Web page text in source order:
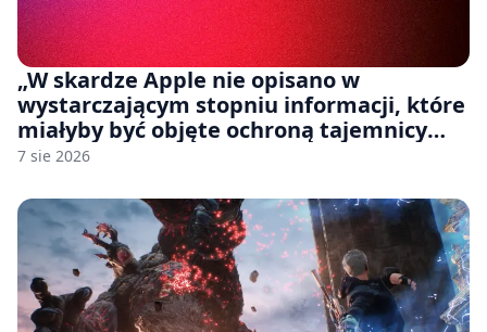
„W skardze Apple nie opisano w
wystarczającym stopniu informacji, które
miałyby być objęte ochroną tajemnicy
handlowej”. OpenAI żąda odrzucenia
7 sie 2026